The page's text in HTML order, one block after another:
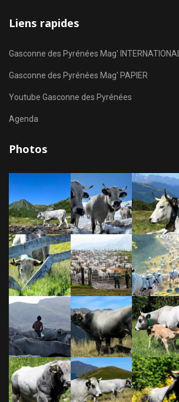
Liens rapides
Gasconne des Pyrénées Mag' INTERNATIONAL
Gasconne des Pyrénées Mag' PAPIER
Youtube Gasconne des Pyrénées
Agenda
Photos